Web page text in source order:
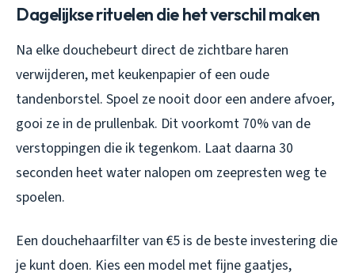
Dagelijkse rituelen die het verschil maken
Na elke douchebeurt direct de zichtbare haren
verwijderen, met keukenpapier of een oude
tandenborstel. Spoel ze nooit door een andere afvoer,
gooi ze in de prullenbak. Dit voorkomt 70% van de
verstoppingen die ik tegenkom. Laat daarna 30
seconden heet water nalopen om zeepresten weg te
spoelen.
Een douchehaarfilter van €5 is de beste investering die
je kunt doen. Kies een model met fijne gaatjes,